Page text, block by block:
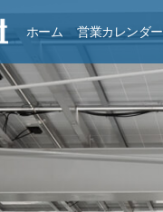
ホーム 営業カレンダー